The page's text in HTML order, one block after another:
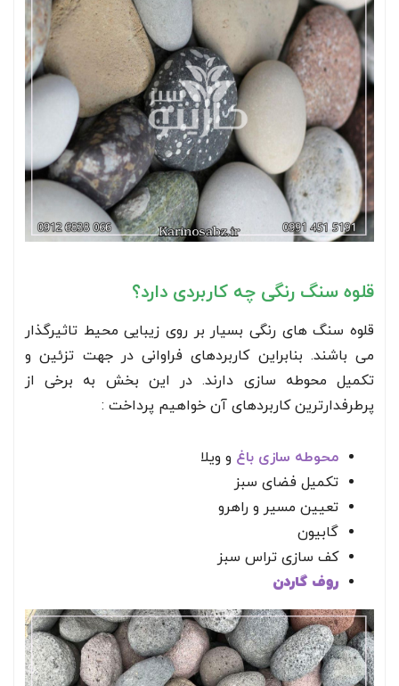
قلوه سنگ رنگی چه کاربردی دارد؟
قلوه سنگ های رنگی بسیار بر روی زیبایی محیط تاثیرگذار
می باشند. بنابراین کاربردهای فراوانی در جهت تزئین و
تکمیل محوطه سازی دارند. در این بخش به برخی از
پرطرفدارترین کاربردهای آن خواهیم پرداخت :
محوطه سازی باغ و ویلا
تکمیل فضای سبز
تعیین مسیر و راهرو
گابیون
کف سازی تراس سبز
روف گاردن